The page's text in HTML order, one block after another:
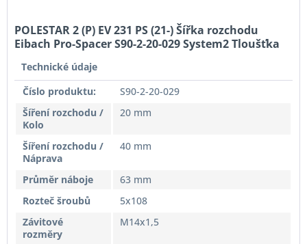
POLESTAR 2 (P) EV 231 PS (21-) Šířka rozchodu
Eibach Pro-Spacer S90-2-20-029 System2 Tloušťka
Technické údaje
Číslo produktu:
S90-2-20-029
Šíření rozchodu /
Kolo
20 mm
Šíření rozchodu /
Náprava
40 mm
Průměr náboje
63 mm
Rozteč šroubů
5x108
Závitové
rozměry
M14x1,5